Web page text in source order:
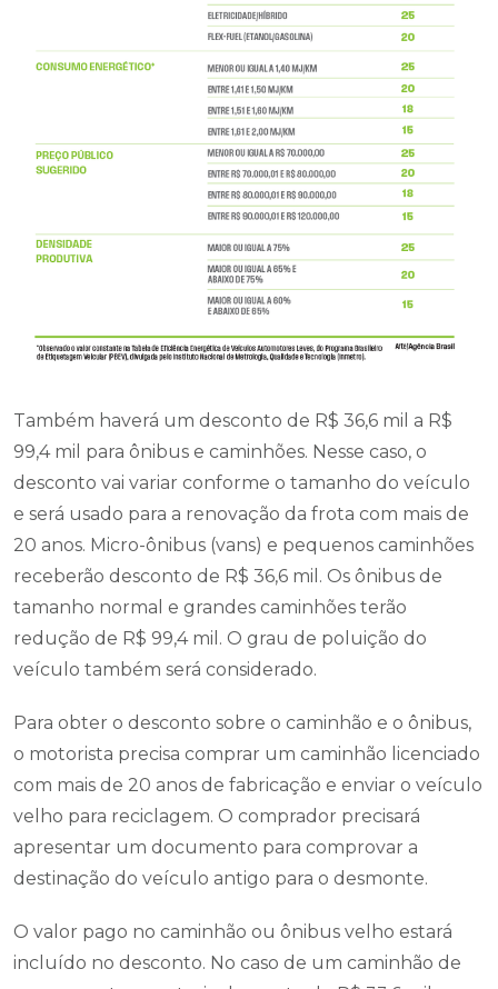
Também haverá um desconto de R$ 36,6 mil a R$
99,4 mil para ônibus e caminhões. Nesse caso, o
desconto vai variar conforme o tamanho do veículo
e será usado para a renovação da frota com mais de
20 anos. Micro-ônibus (vans) e pequenos caminhões
receberão desconto de R$ 36,6 mil. Os ônibus de
tamanho normal e grandes caminhões terão
redução de R$ 99,4 mil. O grau de poluição do
veículo também será considerado.
Para obter o desconto sobre o caminhão e o ônibus,
o motorista precisa comprar um caminhão licenciado
com mais de 20 anos de fabricação e enviar o veículo
velho para reciclagem. O comprador precisará
apresentar um documento para comprovar a
destinação do veículo antigo para o desmonte.
O valor pago no caminhão ou ônibus velho estará
incluído no desconto. No caso de um caminhão de